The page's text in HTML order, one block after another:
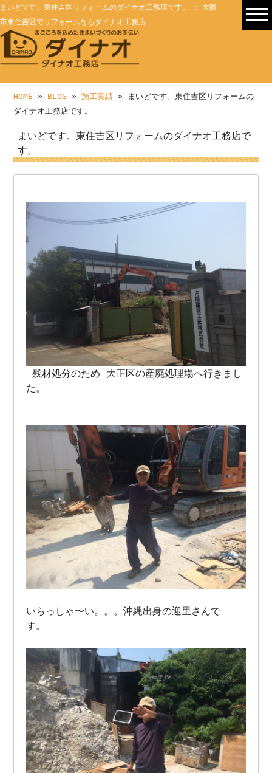
まいどです。東住吉区リフォームのダイナオ工務店です。 : 大阪
市東住吉区でリフォームならダイナオ工務店
HOME » BLOG »施工実績 » まいどです。東住吉区リフォームの
ダイナオ工務店です。
まいどです。東住吉区リフォームのダイナオ工務店で
す。
残材処分のため 大正区の産廃処理場へ行きまし
た。
いらっしゃ〜い。。。沖縄出身の迎里さんで
す。